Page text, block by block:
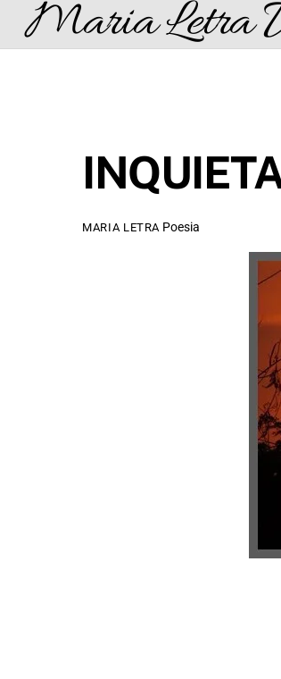
Maria Letra
MARIA LETRA Poesia